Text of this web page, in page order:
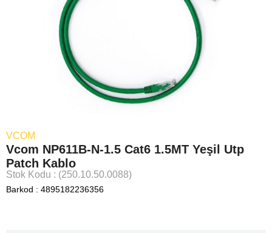
VCOM
Vcom NP611B-N-1.5 Cat6 1.5MT Yeşil Utp
Patch Kablo
Stok Kodu (250.10.50.0088)
Barkod : 4895182236356